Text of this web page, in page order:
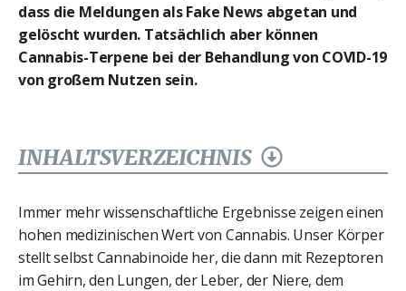
dass die Meldungen als Fake News abgetan und
gelöscht wurden. Tatsächlich aber können
Cannabis-Terpene bei der Behandlung von COVID-19
von großem Nutzen sein.
INHALTSVERZEICHNIS
Immer mehr wissenschaftliche Ergebnisse zeigen einen
hohen medizinischen Wert von Cannabis. Unser Körper
stellt selbst Cannabinoide her, die dann mit Rezeptoren
im Gehirn, den Lungen, der Leber, der Niere, dem